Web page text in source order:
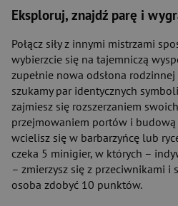
Eksploruj, znajdź parę i
Połącz siły z innymi mistrzami
wybierzcie się na tajemniczą
zupełnie nowa odsłona
szukamy par identycznych
zajmiesz się rozszerzaniem
przejmowaniem portów i
wcielisz się w barbarzyńcę lub
czeka 5 minigier, w których –
– zmierzysz się z przeciwnikami i
osoba zdobyć 10 punktów.